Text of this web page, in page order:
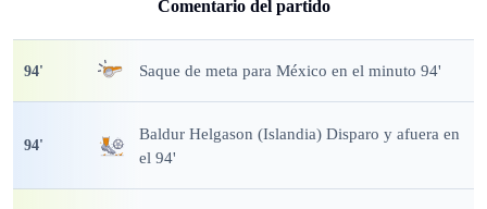
Comentario del partido
94' Saque de meta para México en el minuto 94'
94'
Baldur Helgason (Islandia) Disparo y afuera en
el 94'